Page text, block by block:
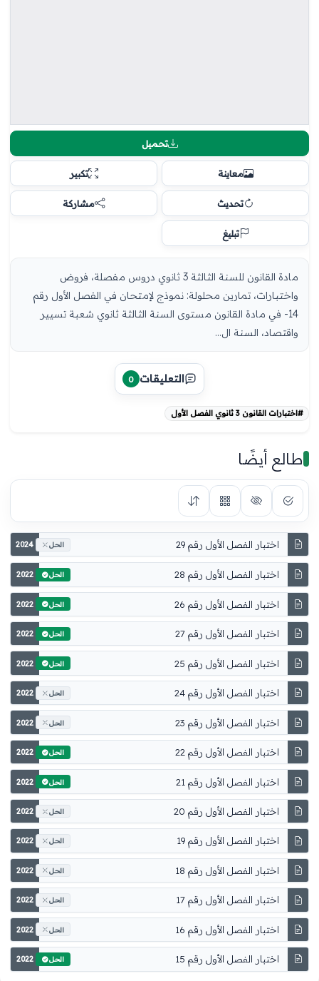
تحميل
معاينة تكبير
تحديث مشاركة
تبليغ
مادة القانون للسنة الثالثة 3 ثانوي دروس مفصلة، فروض
واختبارات، تمارين محلولة: نموذج لإمتحان في الفصل الأول رقم
14- في مادة القانون مستوى السنة الثالثة ثانوي شعبة تسيير
واقتصاد، السنة ال...
التعليقات 0
#اختبارات القانون 3 ثانوي الفصل الأول
طالع أيضًا
اختبار الفصل الأول رقم 29 2024 الحل
اختبار الفصل الأول رقم 28 2022 الحل
اختبار الفصل الأول رقم 26 2022 الحل
اختبار الفصل الأول رقم 27 2022 الحل
اختبار الفصل الأول رقم 25 2022 الحل
اختبار الفصل الأول رقم 24 2022 الحل
اختبار الفصل الأول رقم 23 2022 الحل
اختبار الفصل الأول رقم 22 2022 الحل
اختبار الفصل الأول رقم 21 2022 الحل
اختبار الفصل الأول رقم 20 2022 الحل
اختبار الفصل الأول رقم 19 2022 الحل
اختبار الفصل الأول رقم 18 2022 الحل
اختبار الفصل الأول رقم 17 2022 الحل
اختبار الفصل الأول رقم 16 2022 الحل
اختبار الفصل الأول رقم 15 2022 الحل